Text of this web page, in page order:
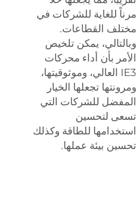
مرناً للغاية للشركات في
مختلف القطاعات.
وبالتالي، يمكن تلخيص
الأمر بأن أداء محركات
IE3 العالي، وموثوقيتها،
ومرونتها تجعلها الخيار
المفضل للشركات التي
تسعى لتحسين
استخدامها للطاقة وكذلك
تحسين بيئة عملها.